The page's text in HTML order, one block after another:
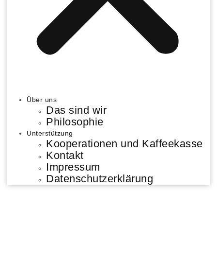
Über uns
Das sind wir
Philosophie
Unterstützung
Kooperationen und Kaffeekasse
Kontakt
Impressum
Datenschutzerklärung